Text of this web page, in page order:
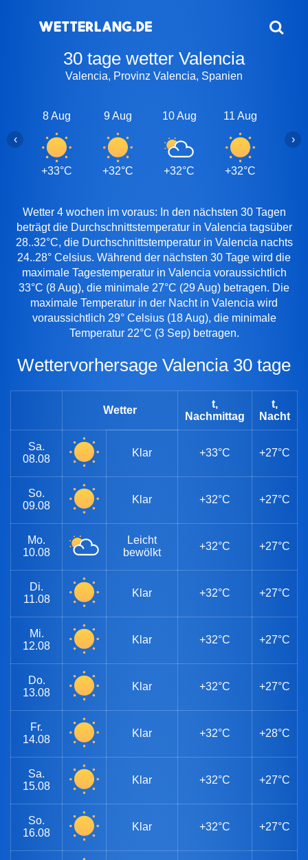
30 tage wetter Valencia
Valencia, Provinz Valencia, Spanien
8 Aug
+33°C
9 Aug
+32°C
10 Aug
+32°C
11 Aug
+32°C
‹ ›
Wetter 4 wochen im voraus: In den nächsten 30 Tagen
beträgt die Durchschnittstemperatur in Valencia tagsüber
28..32°C, die Durchschnittstemperatur in Valencia nachts
24..28° Celsius. Während der nächsten 30 Tage wird die
maximale Tagestemperatur in Valencia voraussichtlich
33°C (8 Aug), die minimale 27°C (29 Aug) betragen. Die
maximale Temperatur in der Nacht in Valencia wird
voraussichtlich 29° Celsius (18 Aug), die minimale
Temperatur 22°C (3 Sep) betragen.
Wettervorhersage Valencia 30 tage
Wetter
t,
Nachmittag
t,
Nacht
Sa.
08.08
Klar +33°C +27°C
So.
09.08
Klar +32°C +27°C
Mo.
10.08
Leicht
bewölkt
+32°C +27°C
Di.
11.08
Klar +32°C +27°C
Mi.
12.08
Klar +32°C +27°C
Do.
13.08
Klar +32°C +27°C
Fr.
14.08
Klar +32°C +28°C
Sa.
15.08
Klar +32°C +27°C
So.
16.08
Klar +32°C +27°C